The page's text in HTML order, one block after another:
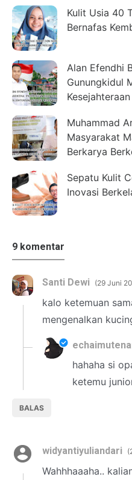
Kulit Usia 40
Bernafas
Alan Efendhi
Gunungkidul
Muhammad
Masyarakat
Berkarya
Sepatu Kulit
Inovasi
9 komentar
Santi Dewi 29 Juni
kalo ketemuan
mengenalkan
BALAS
hahaha si
ketemu
widyantiyuliandari
Wahhhaaaha..